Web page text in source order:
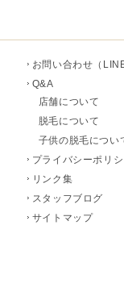
お問い合わせ（LINE
Q&A
店舗について
脱毛について
子供の脱毛につい
プライバシーポリシ
リンク集
スタッフブログ
サイトマップ